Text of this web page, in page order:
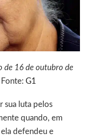
de 16 de outubro de
G1
sua luta pelos
quando, em
defendeu e